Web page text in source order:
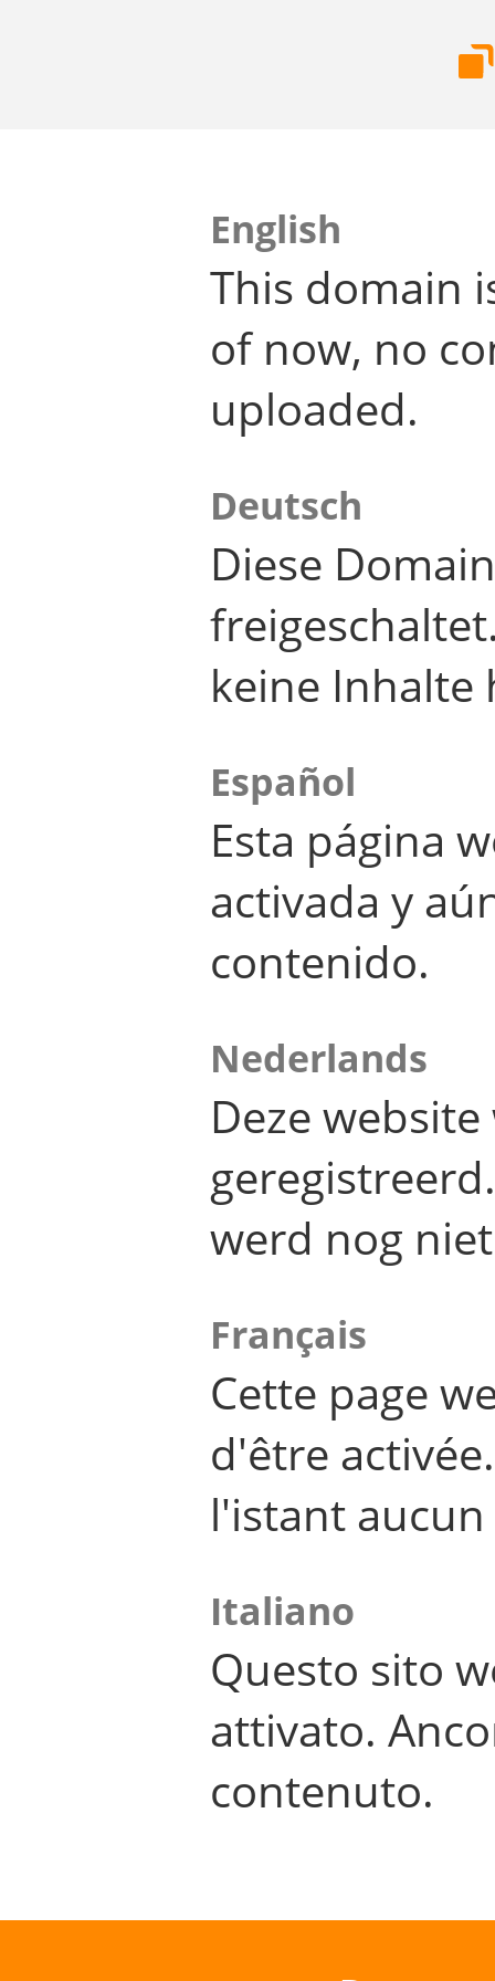
English
This domain
of now, no
uploaded.
Deutsch
Diese
keine Inhalte
Español
Esta página
activada y
contenido.
Nederlands
Deze
werd nog
Français
Cette page
d'être
l'istant
Italiano
Questo sito
attivato.
contenuto.